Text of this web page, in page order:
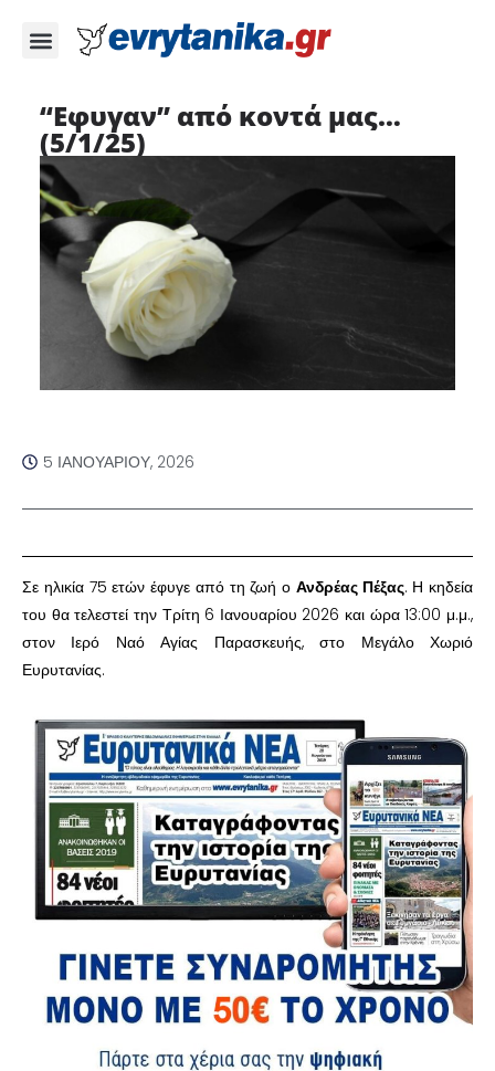
“Eφυγαν” από κοντά μας…
(5/1/25)
5 ΙΑΝΟΥΑΡΊΟΥ, 2026
Σε ηλικία 75 ετών έφυγε από τη ζωή ο Ανδρέας Πέξας. Η κηδεία
του θα τελεστεί την Τρίτη 6 Ιανουαρίου 2026 και ώρα 13:00 μ.μ.,
στον Ιερό Ναό Αγίας Παρασκευής, στο Μεγάλο Χωριό
Ευρυτανίας.